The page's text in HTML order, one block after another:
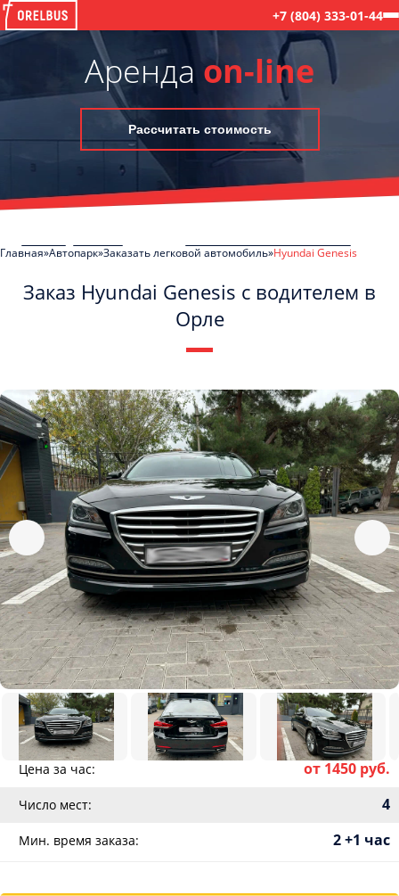
+7 (804) 333-01-44
Аренда on-line
Рассчитать стоимость
Главная Автопарк Заказать легковой автомобиль Hyundai Genesis
Заказ Hyundai Genesis с водителем в
Орле
Цена за час: от 1450 руб.
Число мест: 4
Мин. время заказа: 2 +1 час
Политикой конфиденциальности
ознакомлен(а), даю согласие на